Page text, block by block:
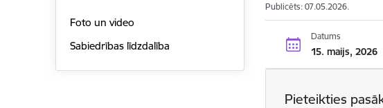
Foto un video
Sabiedrības līdzdalība
Publicēts: 07.05.2026.
Datums
15. maijs, 2026
Pieteikties